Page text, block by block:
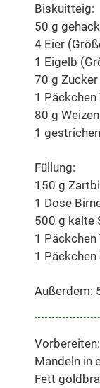
Biskuitteig:
50 g
4 Eier
1 Eigelb
70 g Zucker
1
80 g
1
Füllung:
150 g
1 Dose
500 g kalte
1
1
Außerdem:
Vorbereiten:
Mandeln in
Fett